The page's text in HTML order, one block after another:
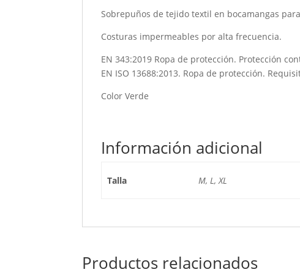
Sobrepuños de tejido textil en bocamangas
Costuras impermeables por alta frecuencia.
EN 343:2019 Ropa de protección. Protección
EN ISO 13688:2013. Ropa de protección.
Color Verde
Información adicional
Talla M, L, XL
Productos relacionados